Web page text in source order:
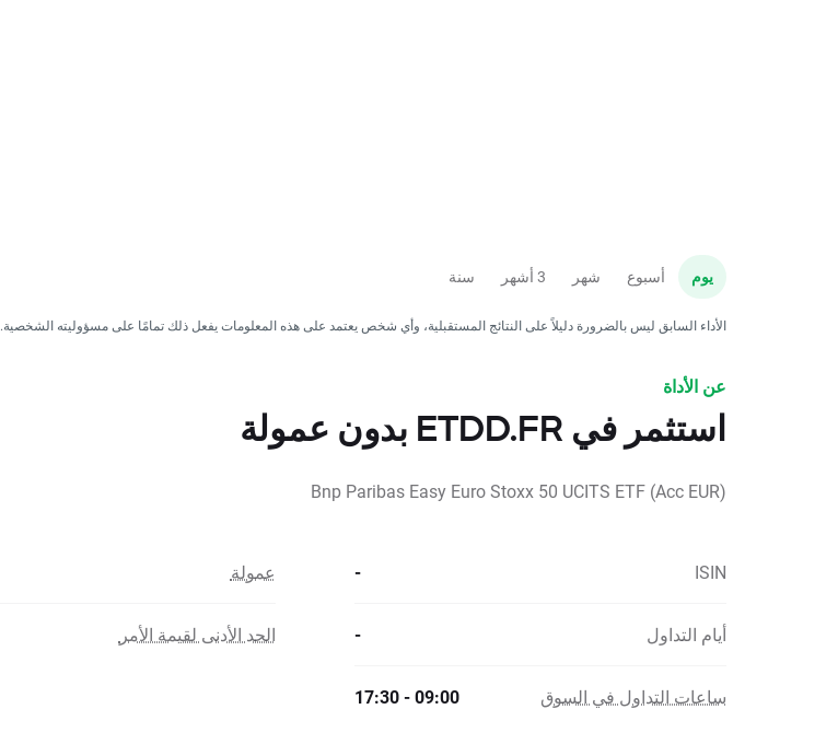
يوم أسبوع شهر 3 أشهر سنة
الأداء السابق ليس بالضرورة دليلاً على النتائج المستقبلية، وأي شخص يعتمد على هذه المعلومات يفعل ذلك تمامًا على مسؤوليته الشخصية.
عن الأداة
استثمر في ETDD.FR بدون عمولة
Bnp Paribas Easy Euro Stoxx 50 UCITS ETF (Acc EUR)
ISIN
- عمولة
أيام التداول - الحد الأدنى لقيمة الأمر
ساعات التداول في السوق 09:00 - 17:30